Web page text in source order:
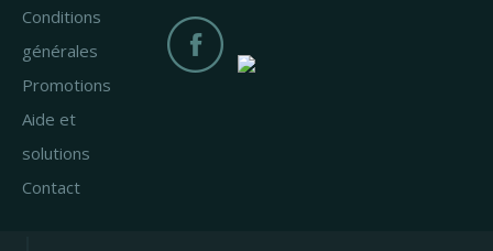
Conditions
générales
Promotions
Aide et
solutions
Contact